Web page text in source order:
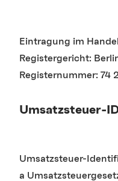
Eintragung im
Registergericht:
Registernummer: 74
Umsatzsteuer-
Umsatzsteuer-
a